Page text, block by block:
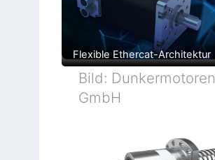
Flexible Ethercat-Architektur
Bild: Dunkermotoren
GmbH